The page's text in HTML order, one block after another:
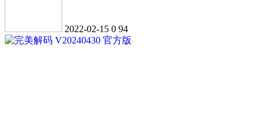
2022-02-15 0 94